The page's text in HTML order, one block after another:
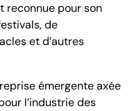
reconnue pour son
de
et d’autres
émergente axée
l’industrie des